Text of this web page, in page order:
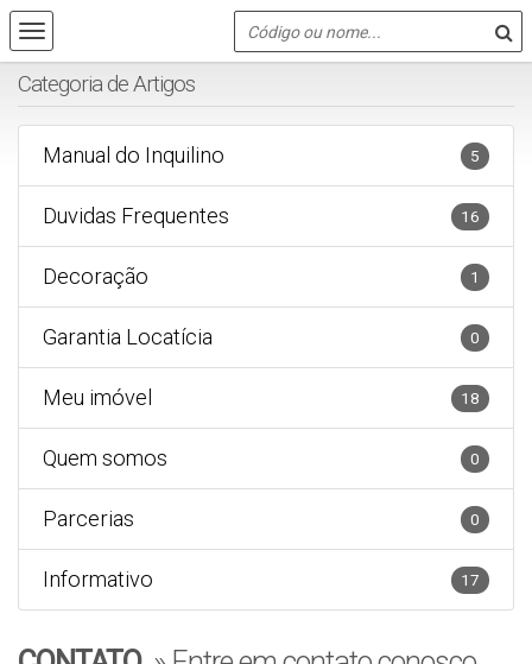
Categoria de Artigos
Manual do Inquilino 5
Duvidas Frequentes 16
Decoração 1
Garantia Locatícia 0
Meu imóvel 18
Quem somos 0
Parcerias 0
Informativo 17